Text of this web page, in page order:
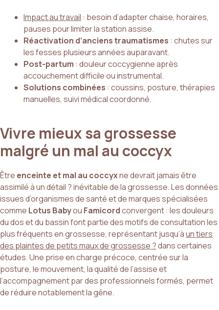
Impact au travail : besoin d’adapter chaise, horaires,
pauses pour limiter la station assise.
Réactivation d’anciens traumatismes : chutes sur
les fesses plusieurs années auparavant.
Post-partum : douleur coccygienne après
accouchement difficile ou instrumental.
Solutions combinées : coussins, posture, thérapies
manuelles, suivi médical coordonné.
Vivre mieux sa grossesse
malgré un mal au coccyx
Être enceinte et mal au coccyxne devrait jamais être
assimilé à un détail ? inévitable de la grossesse. Les données
issues d’organismes de santé et de marques spécialisées
comme Lotus Babyou Famicordconvergent : les douleurs
du dos et du bassin font partie des motifs de consultation les
plus fréquents en grossesse, représentant jusqu’àun tiers
des plaintes de petits maux de grossesse ?dans certaines
études. Une prise en charge précoce, centrée sur la
posture, le mouvement, la qualité de l’assise et
l’accompagnement par des professionnels formés, permet
de réduire notablement la gêne.